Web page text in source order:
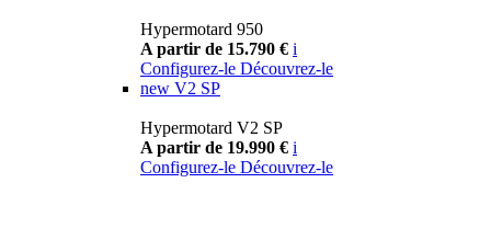
Hypermotard 950
A partir de 15.790 € i
Configurez-le Découvrez-le
new V2 SP
Hypermotard V2 SP
A partir de 19.990 € i
Configurez-le Découvrez-le